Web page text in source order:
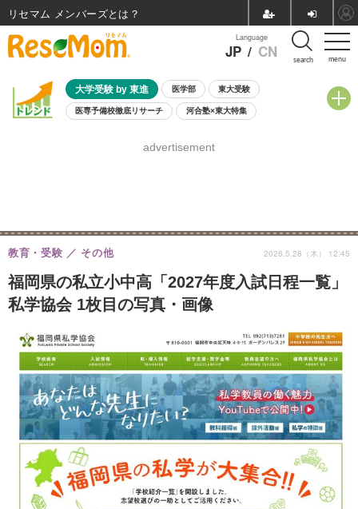
menu
Language
JP / CN search
大学受験 by 東進 医学部 東大受験
医専予備校徹底リサーチ 河合塾×東大特集
8月開催学校説明会・相談会
advertisement
福岡県の私立小中高「2027年度入試日程一覧」
私学協会 1枚目の写真・画像
教育・受験 その他 2026.5.28（木） 12:45
リセマム メンバーズ